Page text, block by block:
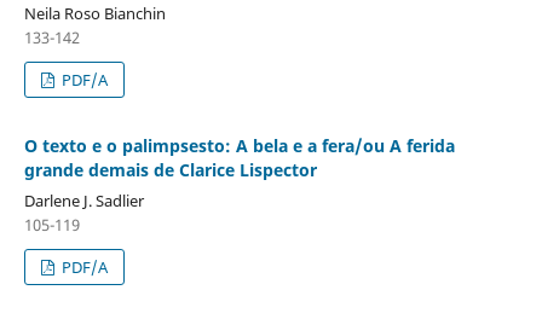
Neila Roso Bianchin
133-142
PDF/A
O texto e o palimpsesto: A bela e a fera/ou A ferida
grande demais de Clarice Lispector
Darlene J. Sadlier
105-119
PDF/A